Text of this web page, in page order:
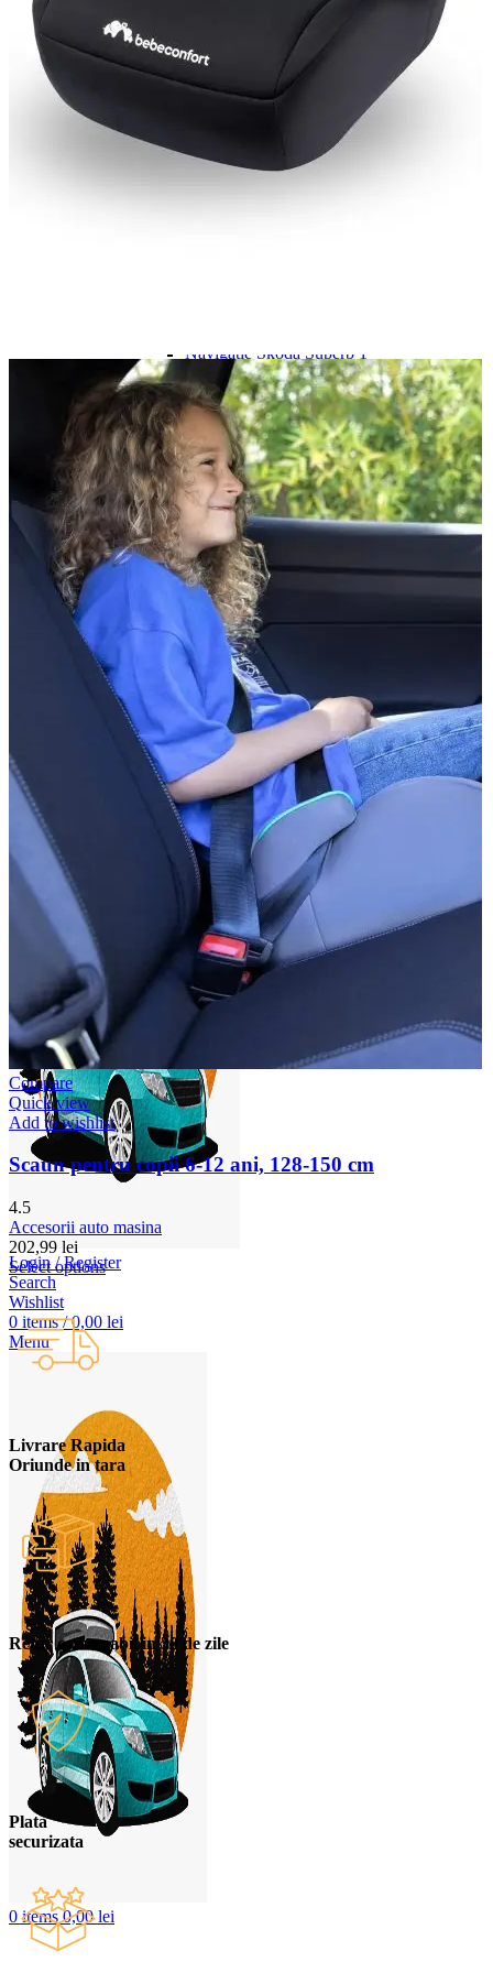
Navigație Mercedes W204
Navigație Mercedes W211
Navigație Mercedes Sprinter
Passat
Navigație Passat B5
Navigație Passat B7
Navigație Passat B8
Navigație Skoda Superb 1
Navigație Skoda Superb 2
Navigație Toyota Avensis T25
Portbagaj Plafon Auto
Sub 350 Litri
Peste 350 Litri
Peste 450 litri
Accesorii auto masina
Accesorii Dacia Duster 3
Accesorii Duster 2
Accesorii Dacia Jogger
Parfum masina
Copertine auto
Antifurt masina
Blog
Despre Noi
Login / Register
Search
Wishlist
0 items / 0,00 lei
Menu
0items 0,00lei
Compare
Quick view
Add to wishlist
Scaun pentru copii 6-12 ani, 128-150 cm
4.5
Accesorii auto masina
202,99 lei
Select options
Livrare Rapida
Oriunde in tara
Retur convenabil in 30 de zile
Plata
securizata